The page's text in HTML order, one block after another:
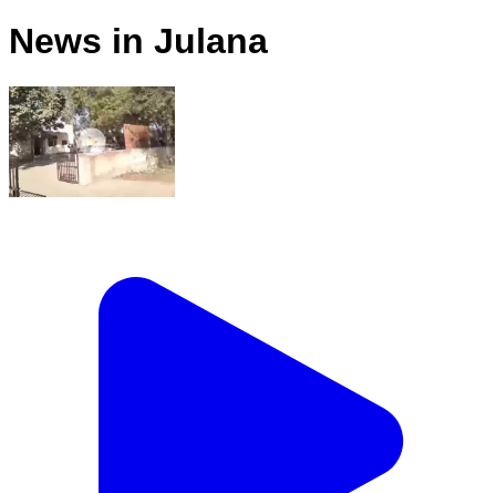
News in Julana